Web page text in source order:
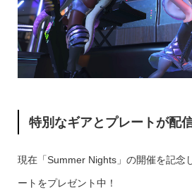
特別なギアとプレートが配
現在「Summer Nights」の開催を記念
ートをプレゼント中！